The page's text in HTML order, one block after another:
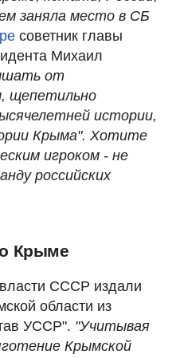
заняла место в СБ
советник главы
Михаил
от
щепетильно
истории,
Крыма". Хотите
игроком - не
российских
Крыме
СССР издали
области из
УССР". "Учитывая
Крымской